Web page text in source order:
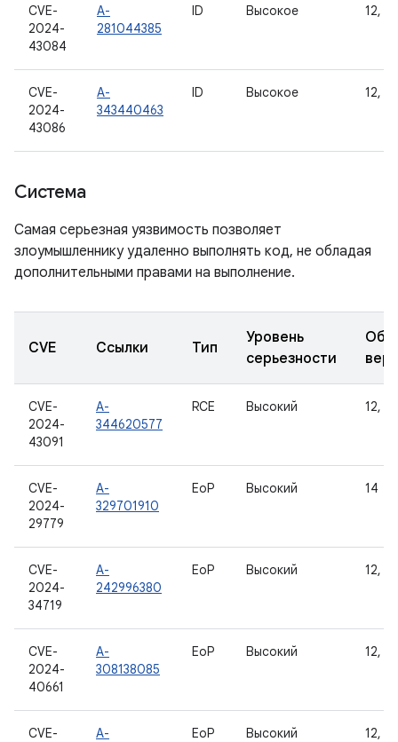
CVE-
2024-
43084
A-
281044385
ID Высокое 12,
CVE-
2024-
43086
A-
343440463
ID Высокое 12,
Система
Самая серьезная уязвимость позволяет
злоумышленнику удаленно выполнять код, не обладая
дополнительными правами на выполнение.
CVE Ссылки Тип
Уровень
серьезности
CVE-
2024-
43091
A-
344620577
RCE Высокий 12,
CVE-
2024-
29779
A-
329701910
EoP Высокий 14
CVE-
2024-
34719
A-
242996380
EoP Высокий 12,
CVE-
2024-
40661
A-
308138085
EoP Высокий 12,
CVE-
A-
EoP Высокий 12,